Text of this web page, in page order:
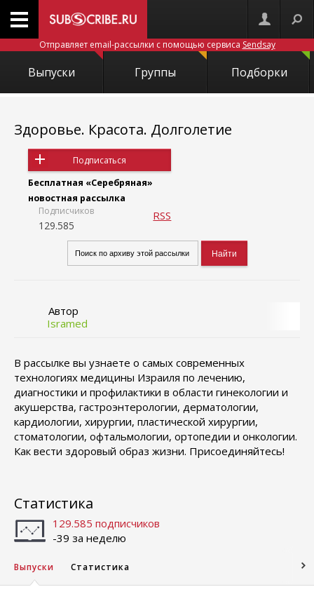
Отправляет email-рассылки с помощью сервиса Sendsay
Выпуски Группы Подборки
Здоровье. Красота. Долголетие
Подписаться
Бесплатная «Серебряная»
новостная рассылка
Подписчиков
129.585
RSS
Автор
Isramed
В рассылке вы узнаете о самых современных
технологиях медицины Израиля по лечению,
диагностики и профилактики в области гинекологии и
акушерства, гастроэнтерологии, дерматологии,
кардиологии, хирургии, пластической хирургии,
стоматологии, офтальмологии, ортопедии и онкологии.
Как вести здоровый образ жизни. Присоединяйтесь!
Статистика
129.585 подписчиков
-39 за неделю
Выпуски Статистика